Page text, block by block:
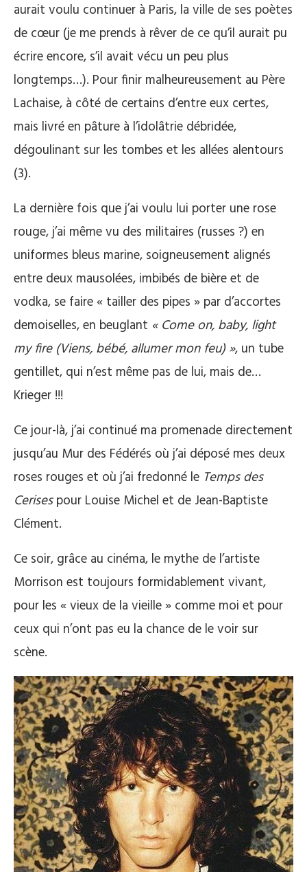
aurait voulu continuer à Paris, la ville de ses poètes
de cœur (je me prends à rêver de ce qu’il aurait pu
écrire encore, s’il avait vécu un peu plus
longtemps…). Pour finir malheureusement au Père
Lachaise, à côté de certains d’entre eux certes,
mais livré en pâture à l’idolâtrie débridée,
dégoulinant sur les tombes et les allées alentours
(3).
La dernière fois que j’ai voulu lui porter une rose
rouge, j’ai même vu des militaires (russes ?) en
uniformes bleus marine, soigneusement alignés
entre deux mausolées, imbibés de bière et de
vodka, se faire « tailler des pipes » par d’accortes
demoiselles, en beuglant « Come on, baby, light
my fire (Viens, bébé, allumer mon feu) », un tube
gentillet, qui n’est même pas de lui, mais de…
Krieger !!!
Ce jour-là, j’ai continué ma promenade directement
jusqu’au Mur des Fédérés où j’ai déposé mes deux
roses rouges et où j’ai fredonné le Temps des
Cerisespour Louise Michel et de Jean-Baptiste
Clément.
Ce soir, grâce au cinéma, le mythe de l’artiste
Morrison est toujours formidablement vivant,
pour les « vieux de la vieille » comme moi et pour
ceux qui n’ont pas eu la chance de le voir sur
scène.